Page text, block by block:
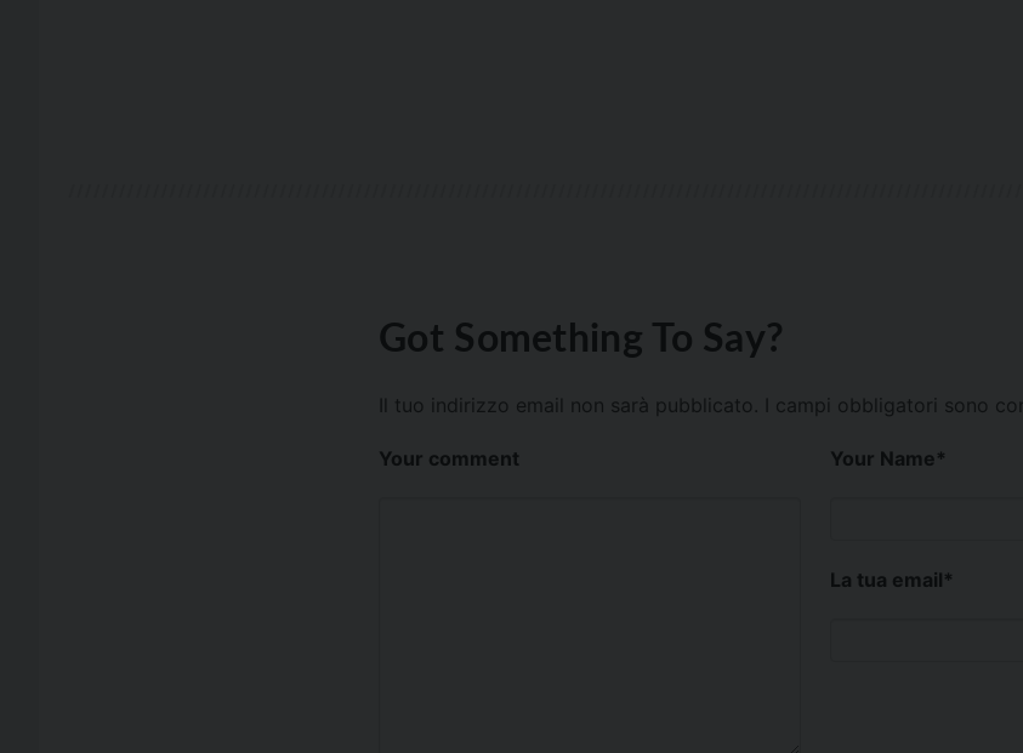
Got Something To Say?
Il tuo indirizzo email non sarà pubblicato. I campi obbligatori sono
Your comment Your Name*
La tua email*